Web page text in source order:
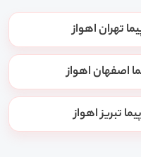
تهران اهواز
اصفهان اهواز
تبریز اهواز